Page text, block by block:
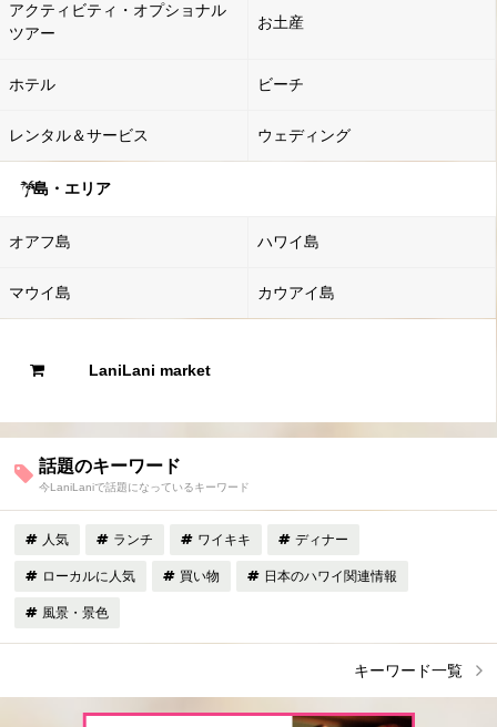
アクティビティ・オプショナル
ツアー
お土産
ホテル ビーチ
レンタル＆サービス ウェディング
島・エリア
オアフ島 ハワイ島
マウイ島 カウアイ島
LaniLani market
話題のキーワード
今LaniLaniで話題になっているキーワード
人気 ランチ ワイキキ ディナー
ローカルに人気 買い物 日本のハワイ関連情報
風景・景色
キーワード一覧